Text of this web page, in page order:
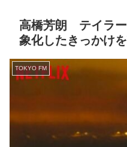
高橋芳朗 テイラー
象化したきっかけ
TOKYO FM